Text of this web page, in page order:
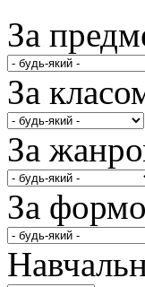
За
За
За
За